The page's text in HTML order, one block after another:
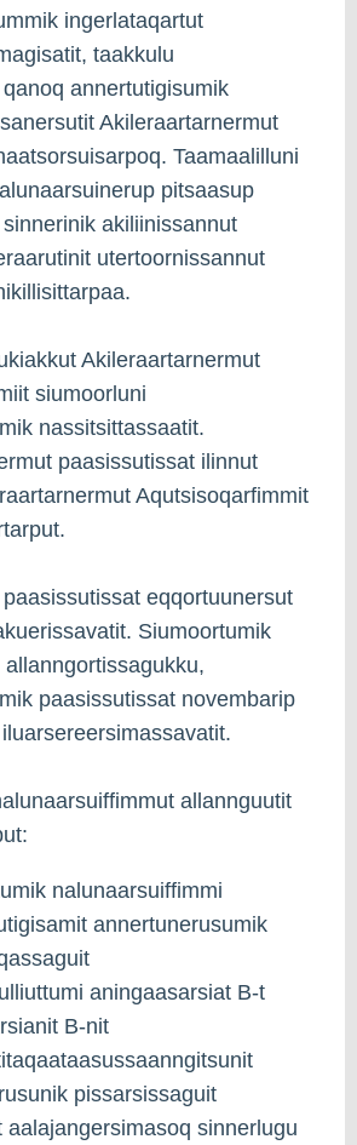
ingerlataqartut
taakkulu
annertutigisumik
Akileraartarnermut
Taamaalilluni
pitsaasup
akiliinissannut
utertoornissannut
Akileraartarnermut
siumoorluni
nassitsittassaatit.
paasissutissat ilinnut
Aqutsisoqarfimmit
eqqortuunersut
Siumoortumik
paasissutissat novembarip
allannguutit
nalunaarsuiffimmi
annertunerusumik
aningaasarsiat B-t
B-nit
pissarsissaguit
aalajangersimasoq sinnerlugu